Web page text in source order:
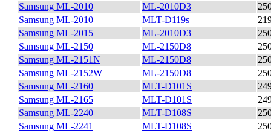
Samsung ML-2010
ML-2010D3
Samsung ML-2010
MLT-D119s
Samsung ML-2015
ML-2010D3
Samsung ML-2150
ML-2150D8
Samsung ML-2151N
ML-2150D8
Samsung ML-2152W
ML-2150D8
Samsung ML-2160
MLT-D101S
Samsung ML-2165
MLT-D101S
Samsung ML-2240
MLT-D108S
Samsung ML-2241
MLT-D108S